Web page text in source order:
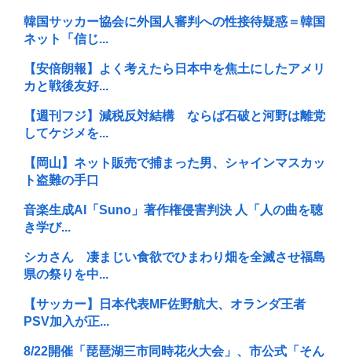
韓国サッカー協会に外国人審判への性接待疑惑＝韓国
ネット「信じ...
【安倍朗報】よく考えたら日本中を焦土にしたアメリ
カと戦後友好...
【週刊フジ】減税反対結構 ならば石破と河野は離党
してケジメを...
【岡山】ネット販売で捕まった男、シャインマスカッ
ト盗難の手口
音楽生成AI「Suno」著作権侵害判決 人「人の曲を聴
き学び...
シカさん 凄まじい食欲でひまわり畑を全滅させ福島
県の祭りを中...
【サッカー】日本代表MF佐野航大、オランダ王者
PSV加入が正...
8/22開催「琵琶湖三市同時花火大会」、市公式「そん